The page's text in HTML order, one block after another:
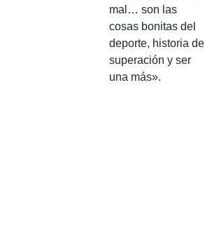
mal… son las
cosas bonitas del
deporte, historia de
superación y ser
una más».